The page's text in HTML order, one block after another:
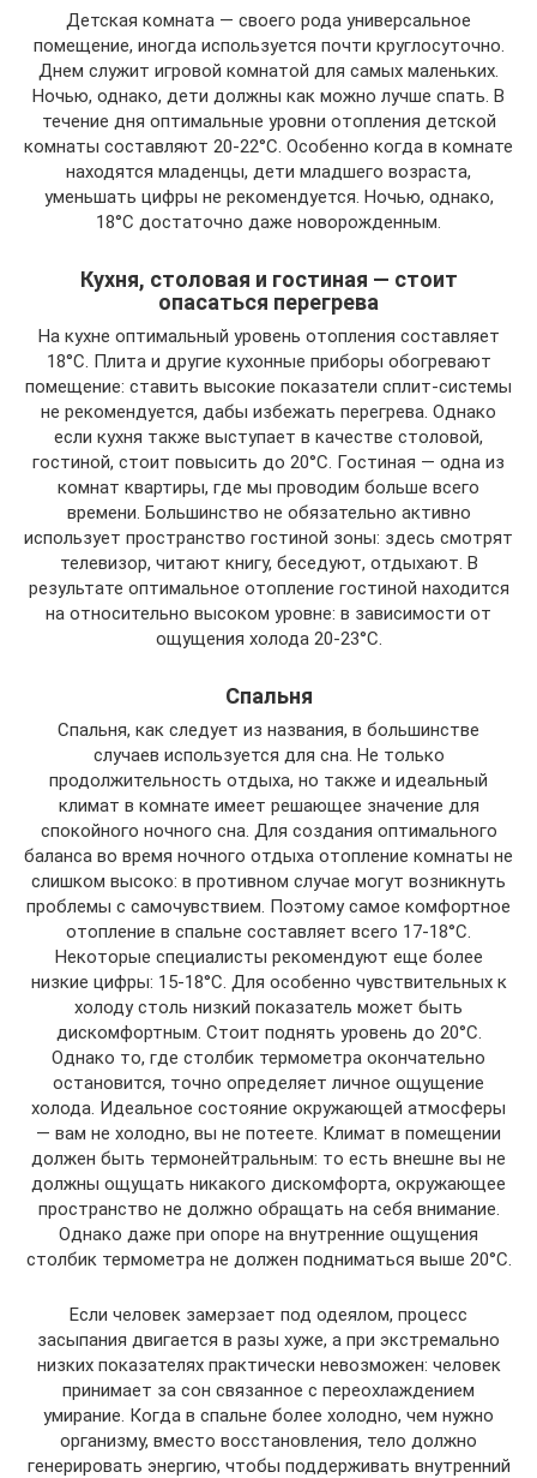
Детская комната — своего рода универсальное
помещение, иногда используется почти круглосуточно.
Днем служит игровой комнатой для самых маленьких.
Ночью, однако, дети должны как можно лучше спать. В
течение дня оптимальные уровни отопления детской
комнаты составляют 20-22°C. Особенно когда в комнате
находятся младенцы, дети младшего возраста,
уменьшать цифры не рекомендуется. Ночью, однако,
18°C достаточно даже новорожденным.
Кухня, столовая и гостиная — стоит
опасаться перегрева
На кухне оптимальный уровень отопления составляет
18°C. Плита и другие кухонные приборы обогревают
помещение: ставить высокие показатели сплит-системы
не рекомендуется, дабы избежать перегрева. Однако
если кухня также выступает в качестве столовой,
гостиной, стоит повысить до 20°C. Гостиная — одна из
комнат квартиры, где мы проводим больше всего
времени. Большинство не обязательно активно
использует пространство гостиной зоны: здесь смотрят
телевизор, читают книгу, беседуют, отдыхают. В
результате оптимальное отопление гостиной находится
на относительно высоком уровне: в зависимости от
ощущения холода 20-23°C.
Спальня
Спальня, как следует из названия, в большинстве
случаев используется для сна. Не только
продолжительность отдыха, но также и идеальный
климат в комнате имеет решающее значение для
спокойного ночного сна. Для создания оптимального
баланса во время ночного отдыха отопление комнаты не
слишком высоко: в противном случае могут возникнуть
проблемы с самочувствием. Поэтому самое комфортное
отопление в спальне составляет всего 17-18°C.
Некоторые специалисты рекомендуют еще более
низкие цифры: 15-18°C. Для особенно чувствительных к
холоду столь низкий показатель может быть
дискомфортным. Стоит поднять уровень до 20°C.
Однако то, где столбик термометра окончательно
остановится, точно определяет личное ощущение
холода. Идеальное состояние окружающей атмосферы
— вам не холодно, вы не потеете. Климат в помещении
должен быть термонейтральным: то есть внешне вы не
должны ощущать никакого дискомфорта, окружающее
пространство не должно обращать на себя внимание.
Однако даже при опоре на внутренние ощущения
столбик термометра не должен подниматься выше 20°C.
Если человек замерзает под одеялом, процесс
засыпания двигается в разы хуже, а при экстремально
низких показателях практически невозможен: человек
принимает за сон связанное с переохлаждением
умирание. Когда в спальне более холодно, чем нужно
организму, вместо восстановления, тело должно
генерировать энергию, чтобы поддерживать внутренний